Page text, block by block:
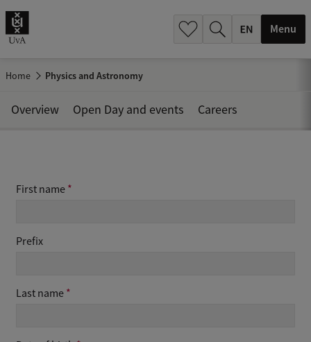
Menu
Home Physics and Astronomy
Overview Open Day and events Careers